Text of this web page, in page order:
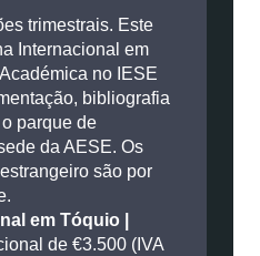
trimestrais. Este
Internacional em
no IESE
bibliografia
parque de
da AESE. Os
são por
em Tóquio |
de €3.500 (IVA